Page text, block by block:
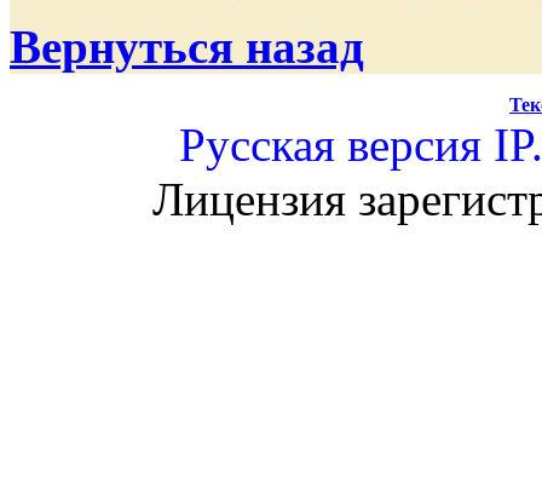
Вернуться назад
Русская версия
Лицензия